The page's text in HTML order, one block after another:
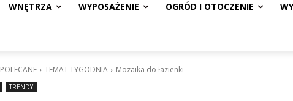
WNĘTRZA WYPOSAŻENIE OGRÓD I OTOCZENIE
POLECANE TEMAT TYGODNIA Mozaika do łazienki
TRENDY